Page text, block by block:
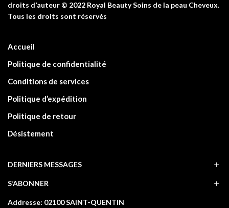
droits d’auteur © 2022 Royal Beauty Soins de la peau Cheveux.
Tous les droits sont réservés
Accueil
Politique de confidentialité
Conditions de services
Politique d’expédition
Politique de retour
Désistement
DERNIERS MESSAGES
S’ABONNER
Addresse: 02100 SAINT-QUENTIN